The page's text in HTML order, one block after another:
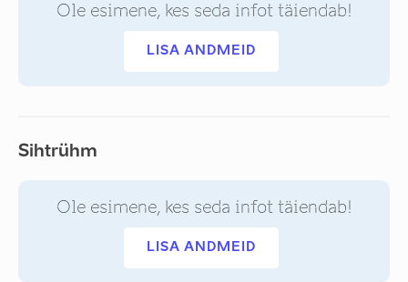
Ole esimene, kes seda infot täiendab!
LISA ANDMEID
Sihtrühm
Ole esimene, kes seda infot täiendab!
LISA ANDMEID